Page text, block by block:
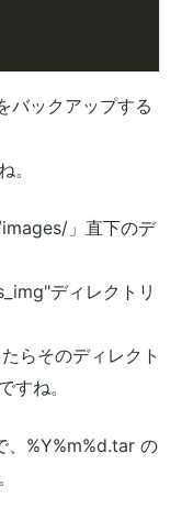
バックアップする
。
」直下のデ
ディレクトリ
らそのディレクト
すね。
%Y%m%d.tar の